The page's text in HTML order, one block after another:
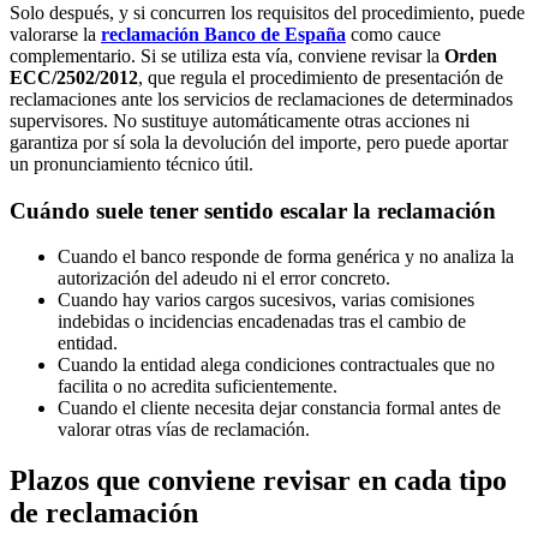
Solo después, y si concurren los requisitos del procedimiento, puede
valorarse la reclamación Banco de España como cauce
complementario. Si se utiliza esta vía, conviene revisar la Orden
ECC/2502/2012, que regula el procedimiento de presentación de
reclamaciones ante los servicios de reclamaciones de determinados
supervisores. No sustituye automáticamente otras acciones ni
garantiza por sí sola la devolución del importe, pero puede aportar
un pronunciamiento técnico útil.
Cuándo suele tener sentido escalar la reclamación
Cuando el banco responde de forma genérica y no analiza la
autorización del adeudo ni el error concreto.
Cuando hay varios cargos sucesivos, varias comisiones
indebidas o incidencias encadenadas tras el cambio de
entidad.
Cuando la entidad alega condiciones contractuales que no
facilita o no acredita suficientemente.
Cuando el cliente necesita dejar constancia formal antes de
valorar otras vías de reclamación.
Plazos que conviene revisar en cada tipo
de reclamación